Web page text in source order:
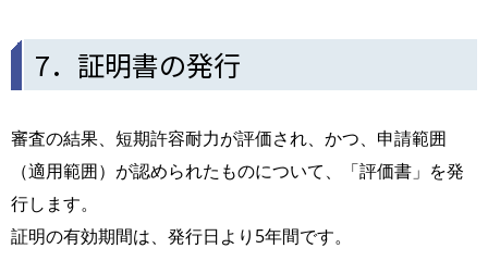
7．証明書の発行
審査の結果、短期許容耐力が評価され、かつ、申請範囲
（適用範囲）が認められたものについて、「評価書」を発
行します。
証明の有効期間は、発行日より5年間です。